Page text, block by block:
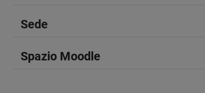
Sede
Spazio Moodle